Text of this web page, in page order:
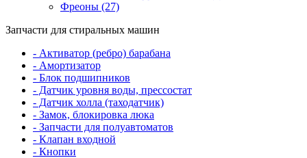
Фреоны (27)
Запчасти для стиральных машин
- Активатор (ребро) барабана
- Амортизатор
- Блок подшипников
- Датчик уровня воды, прессостат
- Датчик холла (таходатчик)
- Замок, блокировка люка
- Запчасти для полуавтоматов
- Клапан входной
- Кнопки